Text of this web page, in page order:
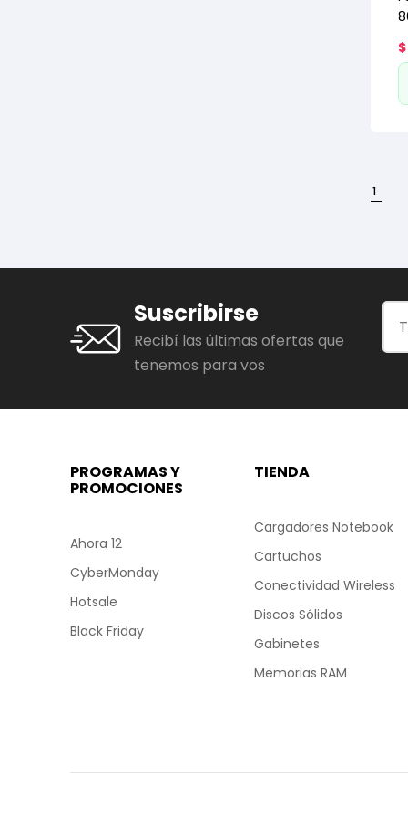
$
1
Suscribirse
Recibí las últimas ofertas que
tenemos para vos
PROGRAMAS Y
PROMOCIONES
Ahora 12
CyberMonday
Hotsale
Black Friday
TIENDA
Cargadores Notebook
Cartuchos
Conectividad Wireless
Discos Sólidos
Gabinetes
Memorias RAM